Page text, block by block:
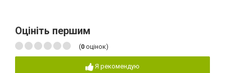
Оцініть першим
(0 оцінок)
Я рекомендую